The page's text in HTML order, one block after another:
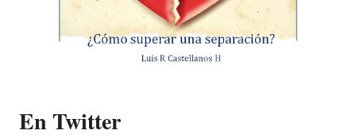
En Twitter